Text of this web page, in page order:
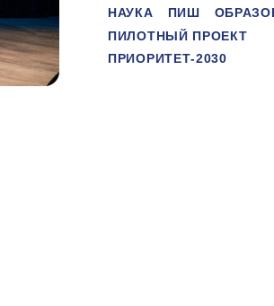
НАУКА
ПИШ
ПИЛОТНЫЙ ПРОЕКТ
ПРИОРИТЕТ-2030